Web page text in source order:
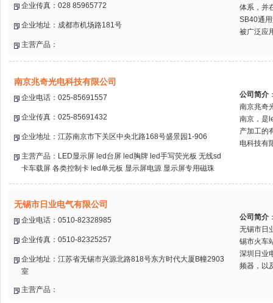
企业传真：028 85965772
企业地址：成都市机场路181号
主营产品：
体系，并
SB40通
被广泛应
南京兆奇光电科技有限公司
企业电话：025-85691557
企业传真：025-85691432
企业地址：江苏南京市下关区中央北路168号盛景园1-906
主营产品：LED显示屏 led台屏 led胸牌 led手写荧光板 无线sd
卡车载屏 各类控制卡 led单元板 显示屏电源 显示屏专用磁珠
公司简介
南京兆奇
南京，是
产加工的
电科技有
无锡市日业电气有限公司
企业电话：0510-82328985
企业传真：0510-82325257
企业地址：江苏省无锡市兴源北路818号东方时代大厦B幢2903
室
主营产品：
公司简介
无锡市日
锡市火车
深圳日业
频器，以